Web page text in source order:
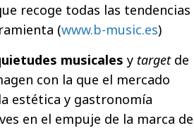
recoge todas las tendencias
(www.b-music.es)
musicales y target de
con la que el mercado
estética y gastronomía
en el empuje de la marca de